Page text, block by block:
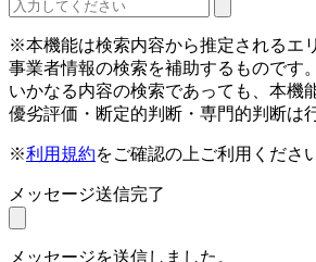
※本機能は検索内容から推定されるエ
事業者情報の検索を補助するものです。
いかなる内容の検索であっても、本機
優劣評価・断定的判断・専門的判断は
※利用規約をご確認の上ご利用くださ
メッセージ送信完了
メッセージを送信しました。